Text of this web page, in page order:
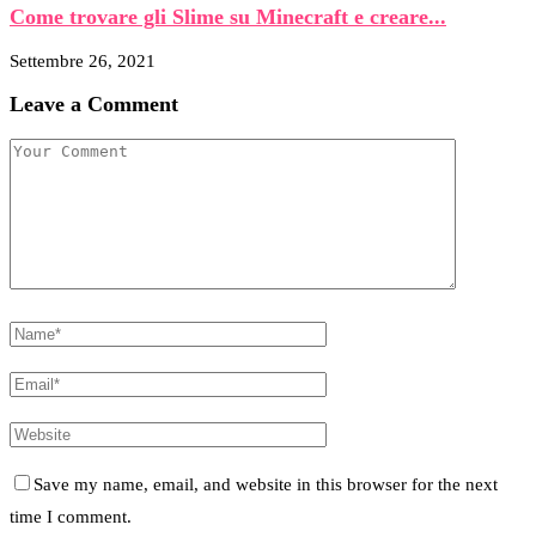
Come trovare gli Slime su Minecraft e creare...
Settembre 26, 2021
Leave a Comment
Save my name, email, and website in this browser for the next
time I comment.